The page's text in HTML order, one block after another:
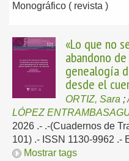
Monográfico ( revista )
«Lo que no
abandono
genealogía
desde el
ORTIZ, Sara ;
LÓPEZ
2026 .- .-(Cuadernos de
101) .- ISSN 1130-9962 .-
Mostrar tags